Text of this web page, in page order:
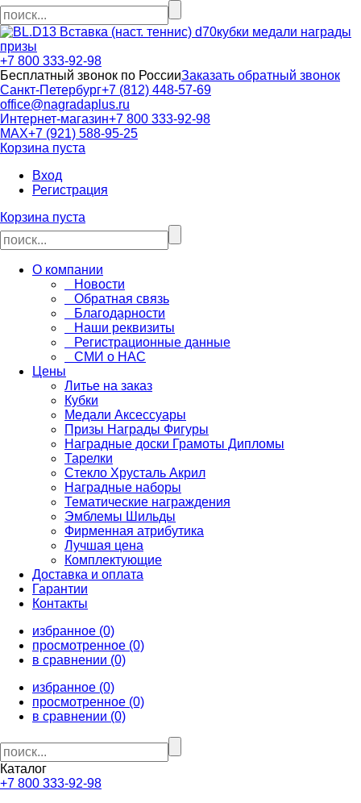
кубки медали награды
призы
+7 800 333-92-98
Бесплатный звонок по РоссииЗаказать обратный звонок
Санкт-Петербург+7 (812) 448-57-69
office@nagradaplus.ru
Интернет-магазин+7 800 333-92-98
MAX+7 (921) 588-95-25
Корзина пуста
Вход
Регистрация
Корзина пуста
О компании
Новости
Обратная связь
Благодарности
Наши реквизиты
Регистрационные данные
СМИ о НАС
Цены
Литье на заказ
Кубки
Медали Аксессуары
Призы Награды Фигуры
Наградные доски Грамоты Дипломы
Тарелки
Стекло Хрусталь Акрил
Наградные наборы
Тематические награждения
Эмблемы Шильды
Фирменная атрибутика
Лучшая цена
Комплектующие
Доставка и оплата
Гарантии
Контакты
избранное (0)
просмотренное (0)
в сравнении (0)
избранное (0)
просмотренное (0)
в сравнении (0)
Каталог
+7 800 333-92-98